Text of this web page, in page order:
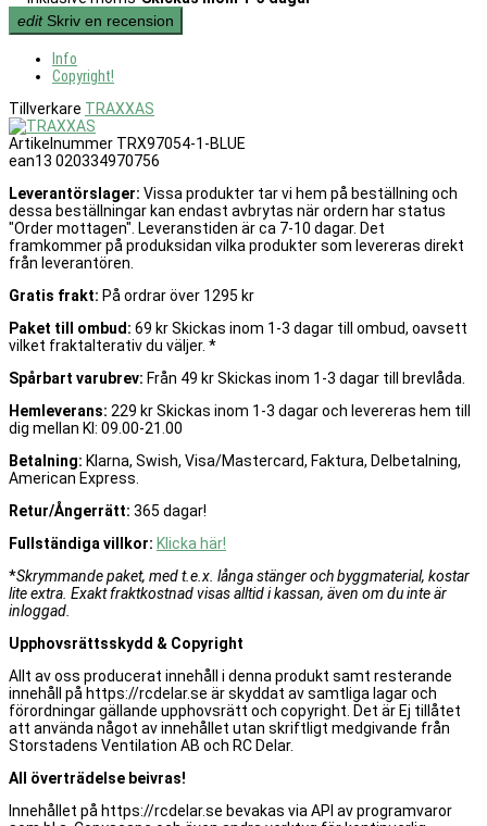
edit Skriv en recension
Info
Copyright!
Tillverkare TRAXXAS
Artikelnummer TRX97054-1-BLUE
ean13 020334970756
Leverantörslager: Vissa produkter tar vi hem på beställning och
dessa beställningar kan endast avbrytas när ordern har status
"Order mottagen". Leveranstiden är ca 7-10 dagar. Det
framkommer på produksidan vilka produkter som levereras direkt
från leverantören.
Gratis frakt: På ordrar över 1295 kr
Paket till ombud: 69 kr Skickas inom 1-3 dagar till ombud, oavsett
vilket fraktalterativ du väljer. *
Spårbart varubrev: Från 49 kr Skickas inom 1-3 dagar till brevlåda.
Hemleverans: 229 kr Skickas inom 1-3 dagar och levereras hem till
dig mellan Kl: 09.00-21.00
Betalning: Klarna, Swish, Visa/Mastercard, Faktura, Delbetalning,
American Express.
Retur/Ångerrätt: 365 dagar!
Fullständiga villkor: Klicka här!
*Skrymmande paket, med t.e.x. långa stänger och byggmaterial, kostar
lite extra. Exakt fraktkostnad visas alltid i kassan, även om du inte är
inloggad.
Upphovsrättsskydd & Copyright
Allt av oss producerat innehåll i denna produkt samt resterande
innehåll på https://rcdelar.se är skyddat av samtliga lagar och
förordningar gällande upphovsrätt och copyright. Det är Ej tillåtet
att använda något av innehållet utan skriftligt medgivande från
Storstadens Ventilation AB och RC Delar.
All överträdelse beivras!
Innehållet på https://rcdelar.se bevakas via API av programvaror